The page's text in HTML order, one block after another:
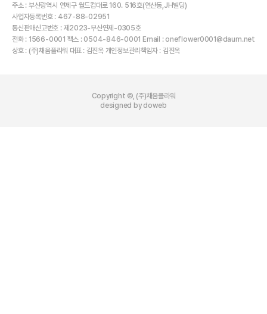
주소 : 부산광역시 연제구 월드컵대로 160. 516호(연산동,JH빌딩)
사업자등록번호 : 467-88-02951
통신판매신고번호 : 제2023-부산연제-0305호
전화 : 1566-0001 팩스 : 0504-846-0001 Email : oneflower0001@daum.net
상호 : (주)채움플라워 대표 : 김진옥 개인정보관리책임자 : 김진옥
Copyright ©, (주)채움플라워
designed by doweb